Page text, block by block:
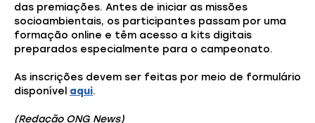
das premiações. Antes de iniciar as missões
socioambientais, os participantes passam por uma
formação online e têm acesso a kits digitais
preparados especialmente para o campeonato.
As inscrições devem ser feitas por meio de formulário
disponível aqui.
(Redação ONG News)